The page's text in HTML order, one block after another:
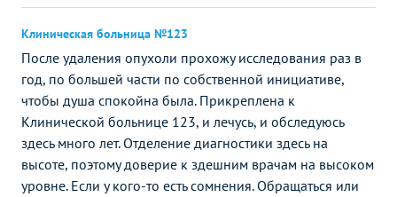
Клиническая больница №123
После удаления опухоли прохожу исследования раз в
год, по большей части по собственной инициативе,
чтобы душа спокойна была. Прикреплена к
Клинической больнице 123, и лечусь, и обследуюсь
здесь много лет. Отделение диагностики здесь на
высоте, поэтому доверие к здешним врачам на высоком
уровне. Если у кого-то есть сомнения. Обращаться или